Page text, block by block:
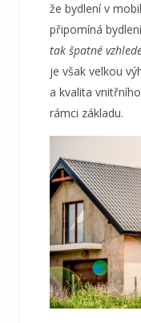
že bydlení v
připomíná
tak špatné
je však velkou
a kvalita
rámci základu.